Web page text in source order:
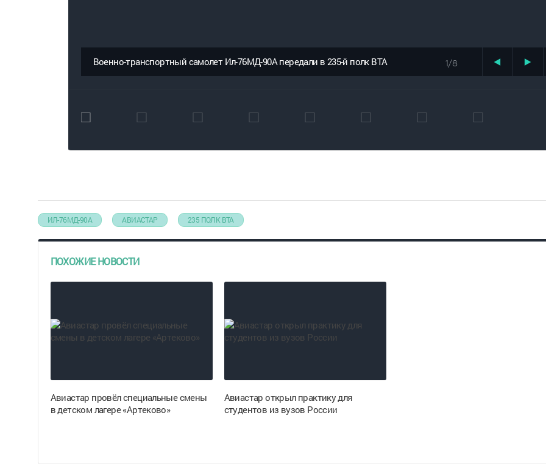
1/8
Военно-транспортный самолет Ил-76МД-90А передали в 235-й полк ВТА
ИЛ-76МД-90А АВИАСТАР 235 ПОЛК ВТА
ПОХОЖИЕ НОВОСТИ
Авиастар провёл специальные смены
в детском лагере «Артеково»
Авиастар открыл практику для
студентов из вузов России